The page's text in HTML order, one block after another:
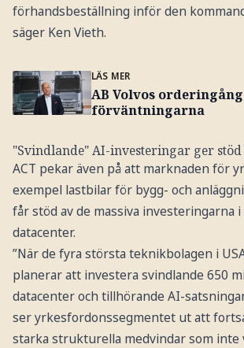
förhandsbeställning inför den
säger Ken Vieth.
LÄS MER
AB Volvos
förväntningarna
"Svindlande" AI-investeringar ger stöd
ACT pekar även på att marknaden för
exempel lastbilar för bygg- och
får stöd av de massiva investeringarna i
datacenter.
”När de fyra största teknikbolagen i
planerar att investera svindlande 650
datacenter och tillhörande AI-
ser yrkesfordonssegmentet ut att
starka strukturella medvindar som inte